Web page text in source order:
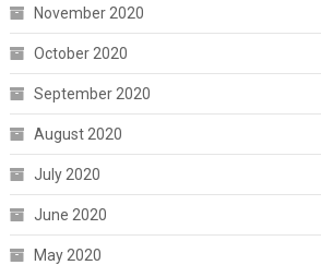
November 2020
October 2020
September 2020
August 2020
July 2020
June 2020
May 2020